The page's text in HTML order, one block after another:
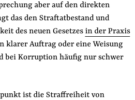
aber auf den direkten
das den Straftatbestand und
des neuen Gesetzes in der Praxis
klarer Auftrag oder eine Weisung
bei Korruption häufig nur schwer
ist die Straffreiheit von